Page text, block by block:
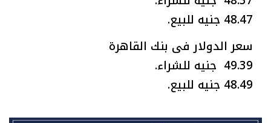
48.47 جنيه للبيع.
سعر الدولار فى بنك القاهرة
49.39 جنيه للشراء.
48.49 جنيه للبيع.